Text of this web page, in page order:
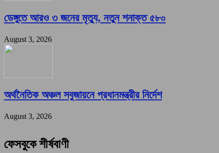
ডেঙ্গুতে আরও ৩ জনের মৃত্যু, নতুন শনাক্ত ৫৮০
August 3, 2026
অর্থনৈতিক অঞ্চল সবুজায়নে প্রধানমন্ত্রীর নির্দেশ
August 3, 2026
ফেসবুকে শীর্ষবাণী